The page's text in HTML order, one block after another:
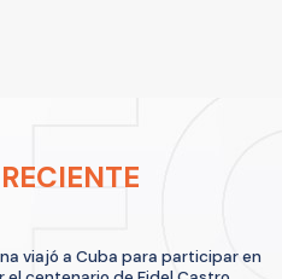
viajó a Cuba para participar en